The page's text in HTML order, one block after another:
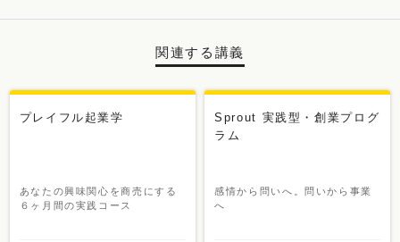
関連する講義
プレイフル起業学
あなたの興味関心を商売にする
６ヶ月間の実践コース
Sprout 実践型・創業プログ
ラム
感情から問いへ。問いから事業
へ